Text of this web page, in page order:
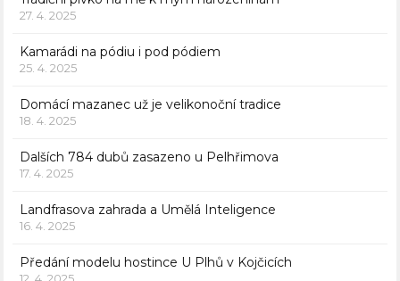
27. 4. 2025
Kamarádi na pódiu i pod pódiem
25. 4. 2025
Domácí mazanec už je velikonoční tradice
18. 4. 2025
Dalších 784 dubů zasazeno u Pelhřimova
17. 4. 2025
Landfrasova zahrada a Umělá Inteligence
16. 4. 2025
Předání modelu hostince U Plhů v Kojčicích